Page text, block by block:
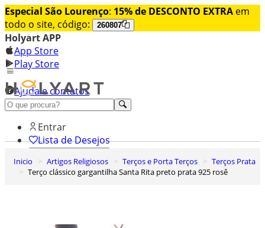
Especial São Lourenço: 15% de DESCONTO EXTRA em
todo o site, código:
260807
Holyart APP
App Store
Play Store
Ajuda e contatos
Conheça premium
Entrar
Lista de Desejos
0
Carrinho de Compras
Inicio Artigos Religiosos Terços e Porta Terços
Terços Prata
Terço clássico gargantilha Santa Rita preto prata 925 rosê